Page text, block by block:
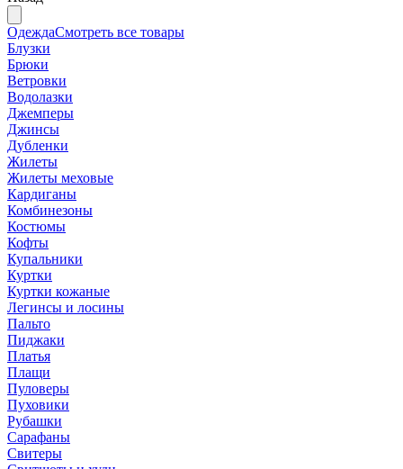
ОдеждаСмотреть все товары
Блузки
Брюки
Ветровки
Водолазки
Джемперы
Джинсы
Дубленки
Жилеты
Жилеты меховые
Кардиганы
Комбинезоны
Костюмы
Кофты
Купальники
Куртки
Куртки кожаные
Легинсы и лосины
Пальто
Пиджаки
Платья
Плащи
Пуловеры
Пуховики
Рубашки
Сарафаны
Свитеры